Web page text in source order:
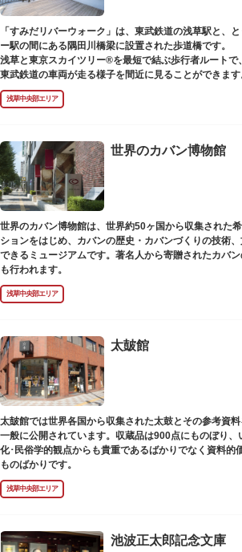
「すみだリバーウォーク」は、東武鉄道の浅草駅と、
ー駅の間にある隅田川橋梁に設置された歩道橋です。
浅草と東京スカイツリー®を最短で結ぶ歩行者ルートで
東武鉄道の車両が走る様子を間近に見ることができます
浅草中央部エリア
世界のカバン博物館
世界のカバン博物館は、世界約50ヶ国から収集された
ションをはじめ、カバンの歴史・カバンづくりの技術
できるミュージアムです。著名人から寄贈されたカバ
も行われます。
浅草中央部エリア
太皷館
太皷館では世界各国から収集された太鼓とその参考資
一般に公開されています。収蔵品は900点にものぼり、
化･民俗学的観点からも貴重であるばかりでなく資料的
ものばかりです。
浅草中央部エリア
池波正太郎記念文庫